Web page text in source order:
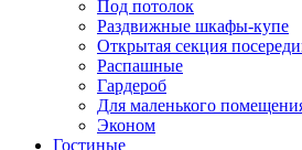
Под потолок
Раздвижные шкафы-купе
Открытая секция
Распашные
Гардероб
Для маленького
Эконом
Гостиные